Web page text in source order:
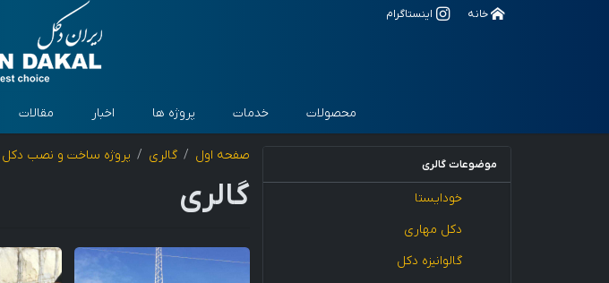
خانه اینستاگرام
محصولات خدمات پروژه ها اخبار مقالات
موضوعات گالری
خودایستا
دکل مهاری
گالوانیزه دکل
صفحه اول گالری پروژه ساخت و نصب دکل
گالری